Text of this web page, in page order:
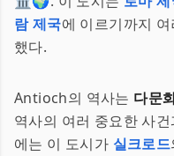
람 제국에 이르기까지
했다.
Antioch의 역사는 다문
역사의 여러 중요한 사
에는 이 도시가 실크로드